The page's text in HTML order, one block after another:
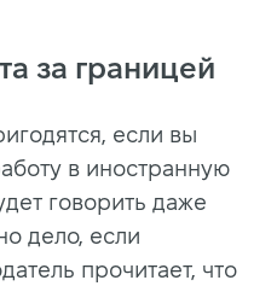
за границей
если вы
в иностранную
говорить даже
дело, если
прочитает, что